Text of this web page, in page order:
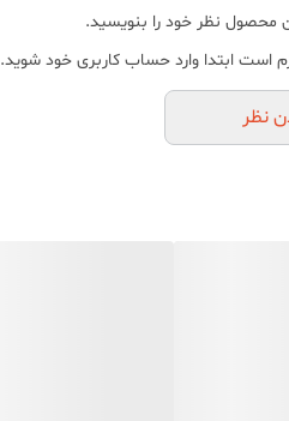
محصول نظر خود را بنویسید.
است ابتدا وارد حساب کاربری خود شوید.
نظر